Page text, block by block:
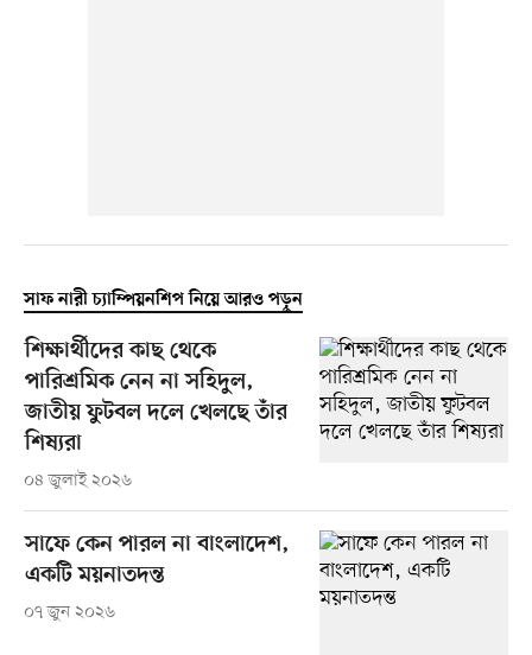
সাফ নারী চ্যাম্পিয়নশিপ নিয়ে আরও পড়ুন
শিক্ষার্থীদের কাছ থেকে
পারিশ্রমিক নেন না সহিদুল,
জাতীয় ফুটবল দলে খেলছে তাঁর
শিষ্যরা
০৪ জুলাই ২০২৬
সাফে কেন পারল না বাংলাদেশ,
একটি ময়নাতদন্ত
০৭ জুন ২০২৬